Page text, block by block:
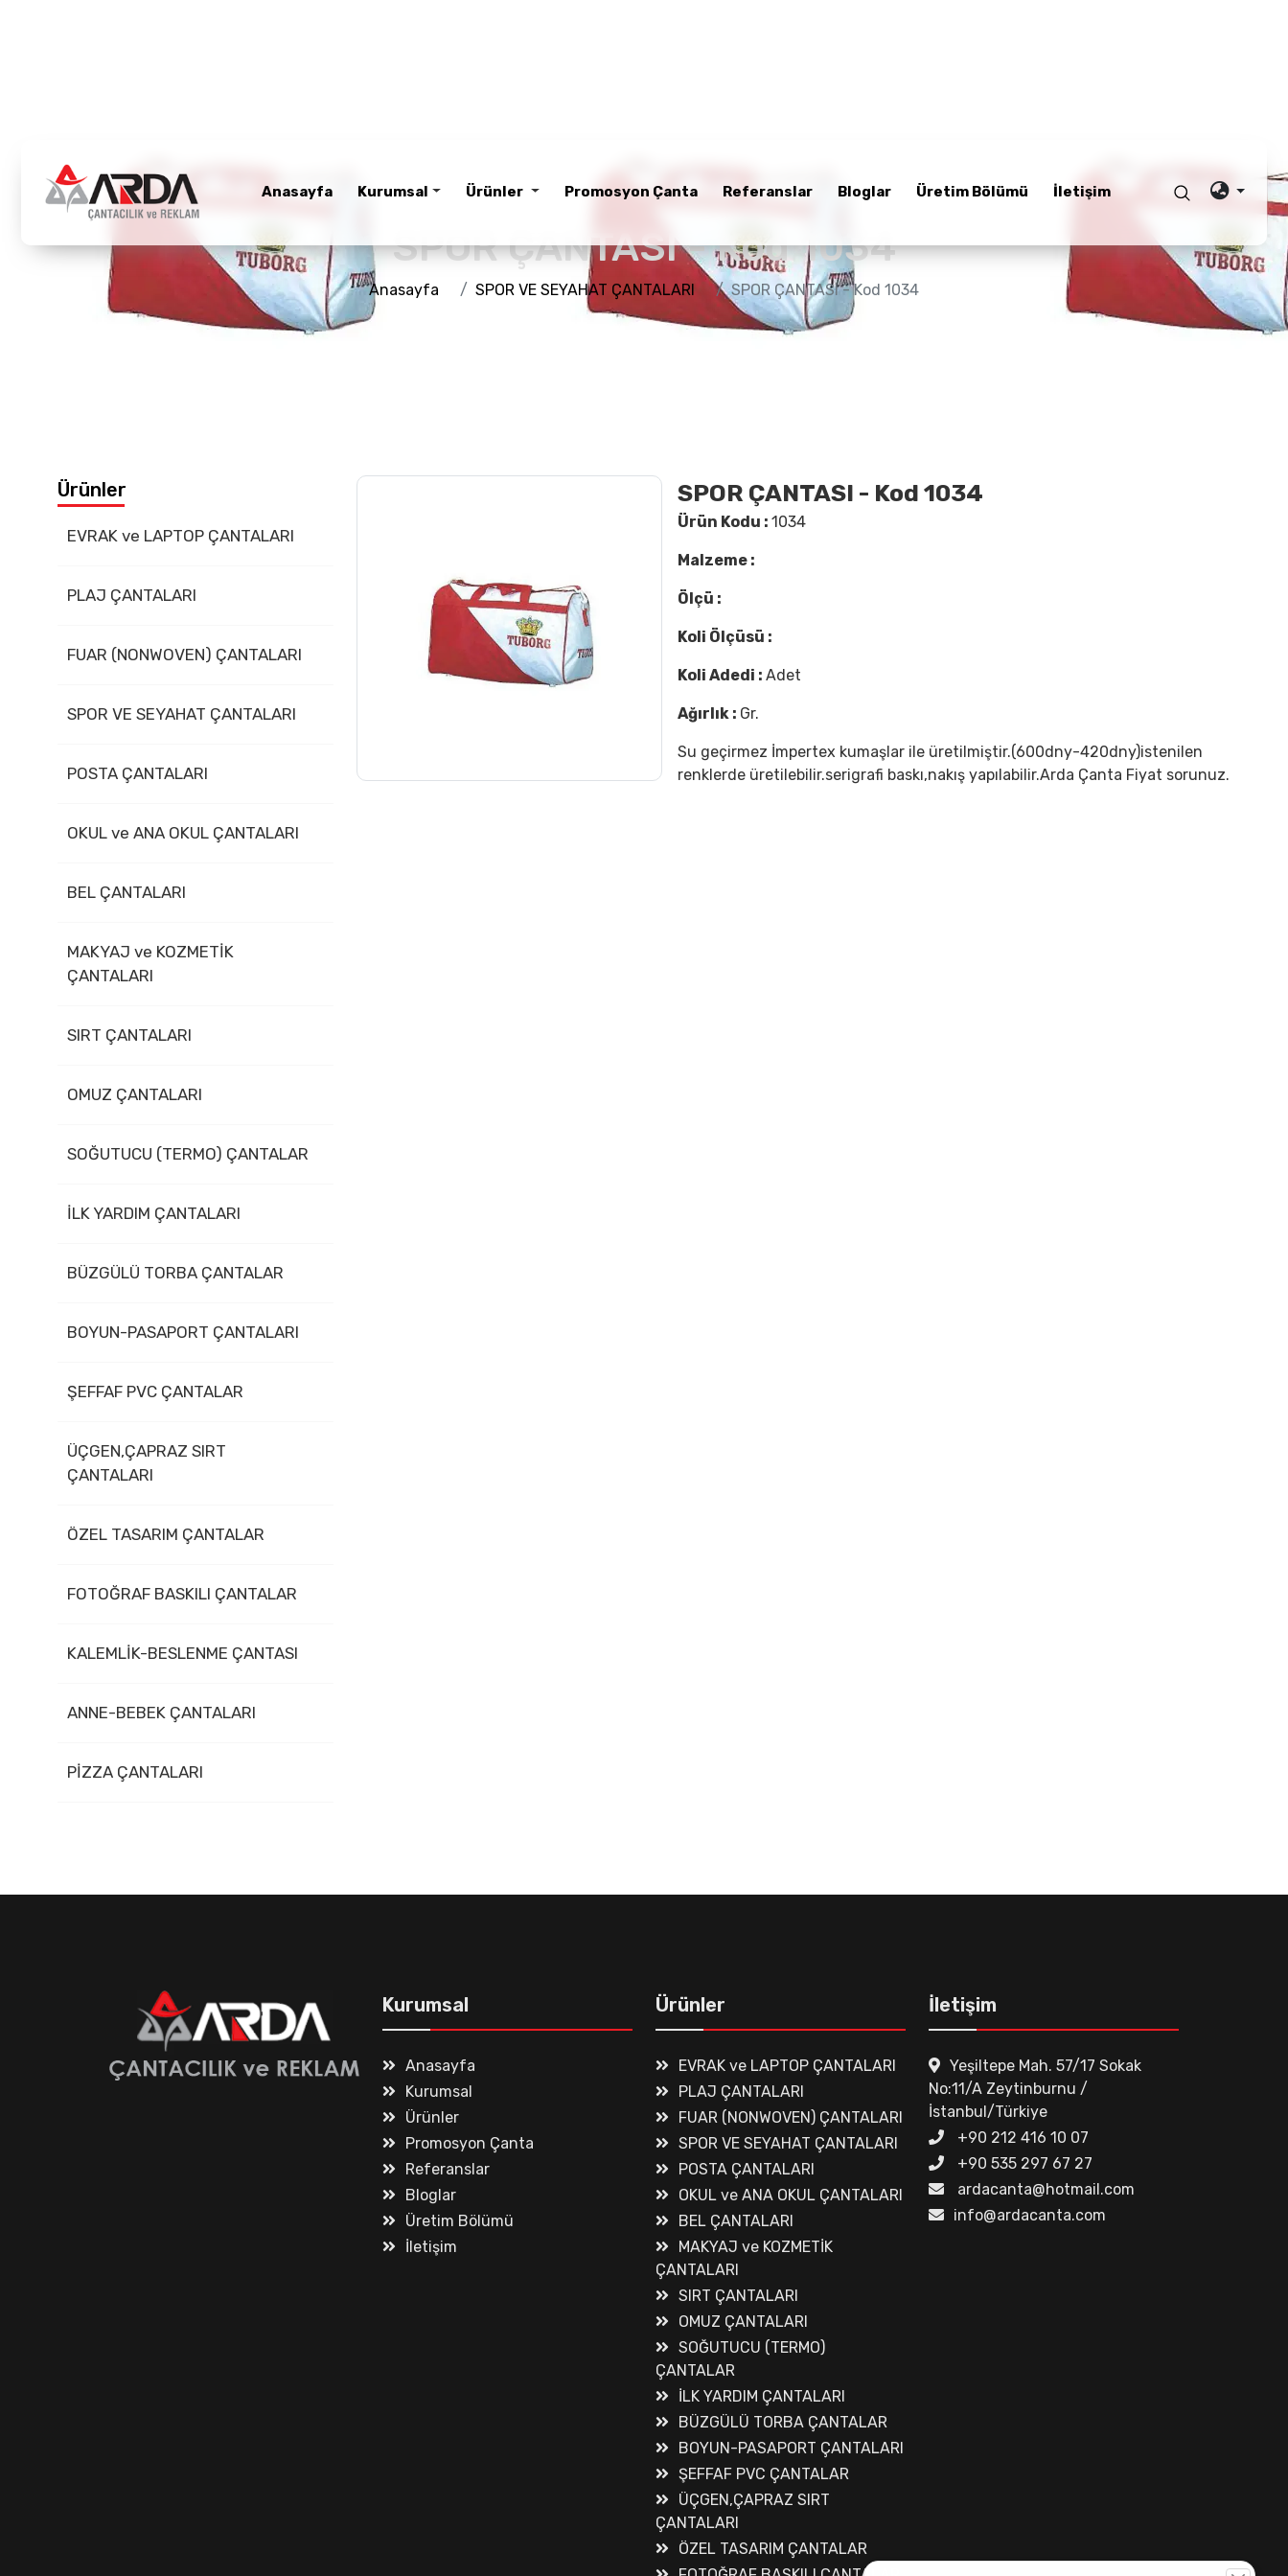
Anasayfa Kurumsal Ürünler Promosyon Çanta Referanslar Bloglar Üretim Bölümü İletişim
Kurumsal
Ürünler
Promosyon Çanta
Referanslar
SPOR ÇANTASI - Kod 1034
Anasayfa SPOR VE SEYAHAT ÇANTALARI SPOR ÇANTASI - Kod 1034
Ürünler
EVRAK ve LAPTOP ÇANTALARI
PLAJ ÇANTALARI
FUAR (NONWOVEN) ÇANTALARI
SPOR VE SEYAHAT ÇANTALARI
POSTA ÇANTALARI
OKUL ve ANA OKUL ÇANTALARI
BEL ÇANTALARI
MAKYAJ ve KOZMETİK
ÇANTALARI
SIRT ÇANTALARI
OMUZ ÇANTALARI
SOĞUTUCU (TERMO) ÇANTALAR
İLK YARDIM ÇANTALARI
BÜZGÜLÜ TORBA ÇANTALAR
BOYUN-PASAPORT ÇANTALARI
ŞEFFAF PVC ÇANTALAR
ÜÇGEN,ÇAPRAZ SIRT
ÇANTALARI
ÖZEL TASARIM ÇANTALAR
FOTOĞRAF BASKILI ÇANTALAR
KALEMLİK-BESLENME ÇANTASI
ANNE-BEBEK ÇANTALARI
PİZZA ÇANTALARI
SPOR ÇANTASI - Kod 1034
Ürün Kodu :1034
Malzeme :
Ölçü :
Koli Ölçüsü :
Koli Adedi :Adet
Ağırlık : Gr.
Su geçirmez İmpertex kumaşlar ile üretilmiştir.(600dny-420dny)istenilen
renklerde üretilebilir.serigrafi baskı,nakış yapılabilir.Arda Çanta Fiyat sorunuz.
Kurumsal
Anasayfa
Kurumsal
Ürünler
Promosyon Çanta
Referanslar
Bloglar
Üretim Bölümü
İletişim
Ürünler
EVRAK ve LAPTOP ÇANTALARI
PLAJ ÇANTALARI
FUAR (NONWOVEN) ÇANTALARI
SPOR VE SEYAHAT ÇANTALARI
POSTA ÇANTALARI
OKUL ve ANA OKUL ÇANTALARI
BEL ÇANTALARI
MAKYAJ ve KOZMETİK
ÇANTALARI
SIRT ÇANTALARI
OMUZ ÇANTALARI
SOĞUTUCU (TERMO)
ÇANTALAR
İLK YARDIM ÇANTALARI
BÜZGÜLÜ TORBA ÇANTALAR
BOYUN-PASAPORT ÇANTALARI
ŞEFFAF PVC ÇANTALAR
ÜÇGEN,ÇAPRAZ SIRT
ÇANTALARI
ÖZEL TASARIM ÇANTALAR
İletişim
Yeşiltepe Mah. 57/17 Sokak
No:11/A Zeytinburnu /
İstanbul/Türkiye
+90 212 416 10 07
+90 535 297 67 27
ardacanta@hotmail.com
info@ardacanta.com